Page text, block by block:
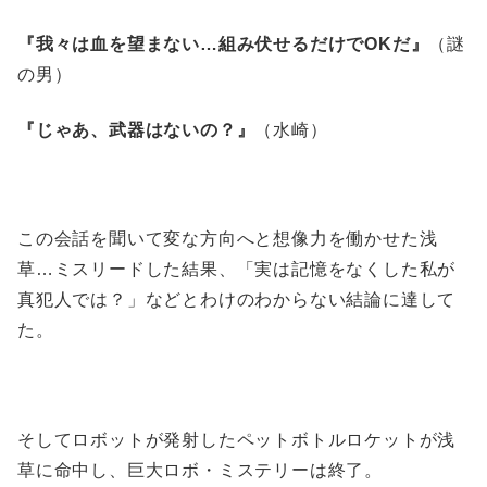
『我々は血を望まない…組み伏せるだけでOKだ』
（謎
の男）
『じゃあ、武器はないの？』 （水崎）
この会話を聞いて変な方向へと想像力を働かせた浅
草…ミスリードした結果、「実は記憶をなくした私が
真犯人では？」などとわけのわからない結論に達して
た。
そしてロボットが発射したペットボトルロケットが浅
草に命中し、巨大ロボ・ミステリーは終了。